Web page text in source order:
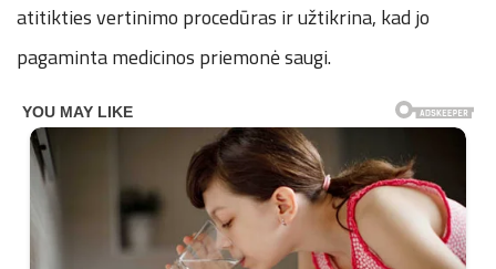
atitikties vertinimo procedūras ir užtikrina, kad jo
pagaminta medicinos priemonė saugi.